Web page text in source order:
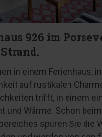
926 im
in einem Ferienhaus,
auf rustikalen
trifft, in einem
und Wärme. Schon
spüren Sie die